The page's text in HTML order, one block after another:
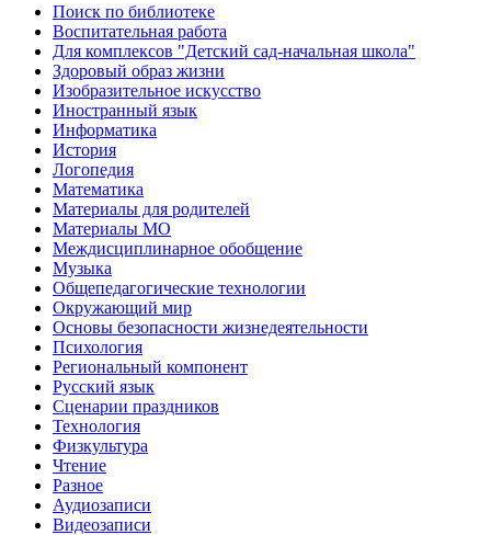
Поиск по библиотеке
Воспитательная работа
Для комплексов "Детский сад-начальная школа"
Здоровый образ жизни
Изобразительное искусство
Иностранный язык
Информатика
История
Логопедия
Математика
Материалы для родителей
Материалы МО
Междисциплинарное обобщение
Музыка
Общепедагогические технологии
Окружающий мир
Основы безопасности жизнедеятельности
Психология
Региональный компонент
Русский язык
Сценарии праздников
Технология
Физкультура
Чтение
Разное
Аудиозаписи
Видеозаписи